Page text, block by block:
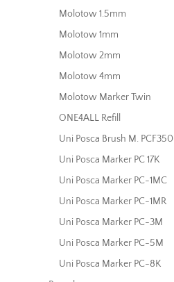
Molotow 1.5mm
Molotow 1mm
Molotow 2mm
Molotow 4mm
Molotow Marker Twin
ONE4ALL Refill
Uni Posca Brush M. PCF350
Uni Posca Marker PC 17K
Uni Posca Marker PC-1MC
Uni Posca Marker PC-1MR
Uni Posca Marker PC-3M
Uni Posca Marker PC-5M
Uni Posca Marker PC-8K